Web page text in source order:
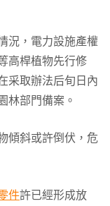
況，電力設施產權
高桿植物先行修
采取辦法后旬日內
林部門備案。
傾斜或許倒伏，危
件許已經形成放